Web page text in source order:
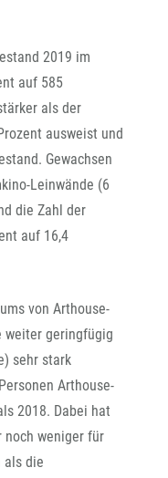
2019 im
auf 585
als der
ausweist und
Gewachsen
Leinwände (6
die Zahl der
auf 16,4
von Arthouse-
weiter geringfügig
sehr stark
Arthouse-
2018. Dabei hat
noch weniger für
als die